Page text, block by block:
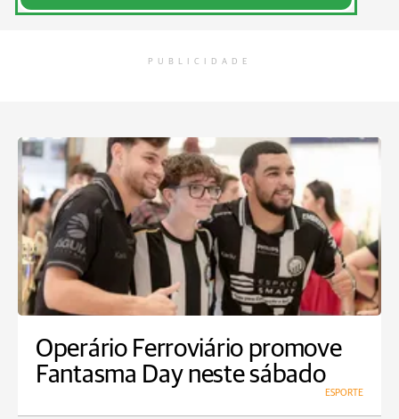
PUBLICIDADE
Operário Ferroviário promove
Fantasma Day neste sábado
ESPORTE